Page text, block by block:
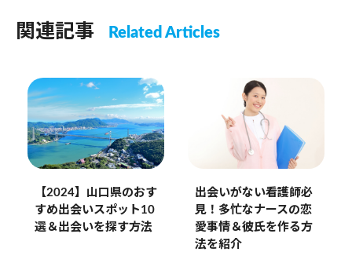
関連記事 Related Articles
【2024】山口県のおす
すめ出会いスポット10
選＆出会いを探す方法
出会いがない看護師必
見！多忙なナースの恋
愛事情＆彼氏を作る方
法を紹介